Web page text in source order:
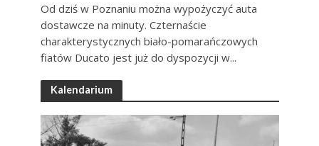
Od dziś w Poznaniu można wypożyczyć auta
dostawcze na minuty. Czternaście
charakterystycznych biało-pomarańczowych
fiatów Ducato jest już do dyspozycji w...
Kalendarium